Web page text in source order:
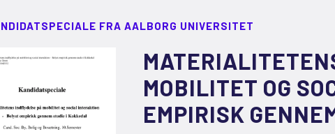
FRA AALBORG UNIVERSITET
MOBILITET OG
EMPIRISK